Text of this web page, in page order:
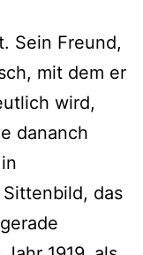
Sein Freund,
mit dem er
wird,
dananch
das